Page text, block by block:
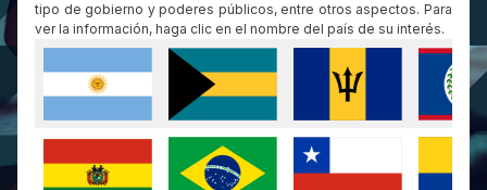
tipo de gobierno y poderes públicos, entre otros aspectos. Para
ver la información, haga clic en el nombre del país de su interés.